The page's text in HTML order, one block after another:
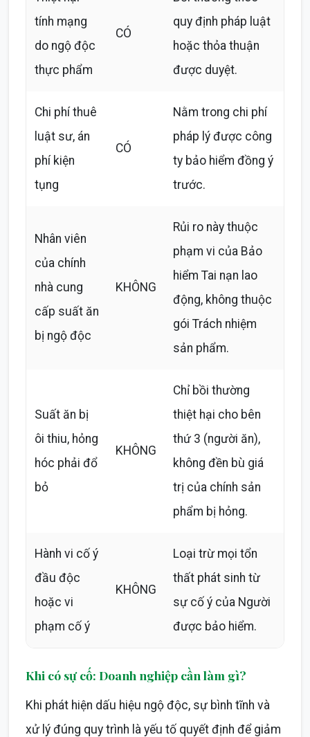
tính mạng
do ngộ độc
thực phẩm
CÓ
quy định pháp luật
hoặc thỏa thuận
được duyệt.
Chi phí thuê
luật sư, án
phí kiện
tụng
CÓ
Nằm trong chi phí
pháp lý được công
ty bảo hiểm đồng ý
trước.
Nhân viên
của chính
nhà cung
cấp suất ăn
bị ngộ độc
KHÔNG
Rủi ro này thuộc
phạm vi của Bảo
hiểm Tai nạn lao
động, không thuộc
gói Trách nhiệm
sản phẩm.
Suất ăn bị
ôi thiu, hỏng
hóc phải đổ
bỏ
KHÔNG
Chỉ bồi thường
thiệt hại cho bên
thứ 3 (người ăn),
không đền bù giá
trị của chính sản
phẩm bị hỏng.
Hành vi cố ý
đầu độc
hoặc vi
phạm cố ý
KHÔNG
Loại trừ mọi tổn
thất phát sinh từ
sự cố ý của Người
được bảo hiểm.
Khi có sự cố: Doanh nghiệp cần làm gì?
Khi phát hiện dấu hiệu ngộ độc, sự bình tĩnh và
xử lý đúng quy trình là yếu tố quyết định để giảm